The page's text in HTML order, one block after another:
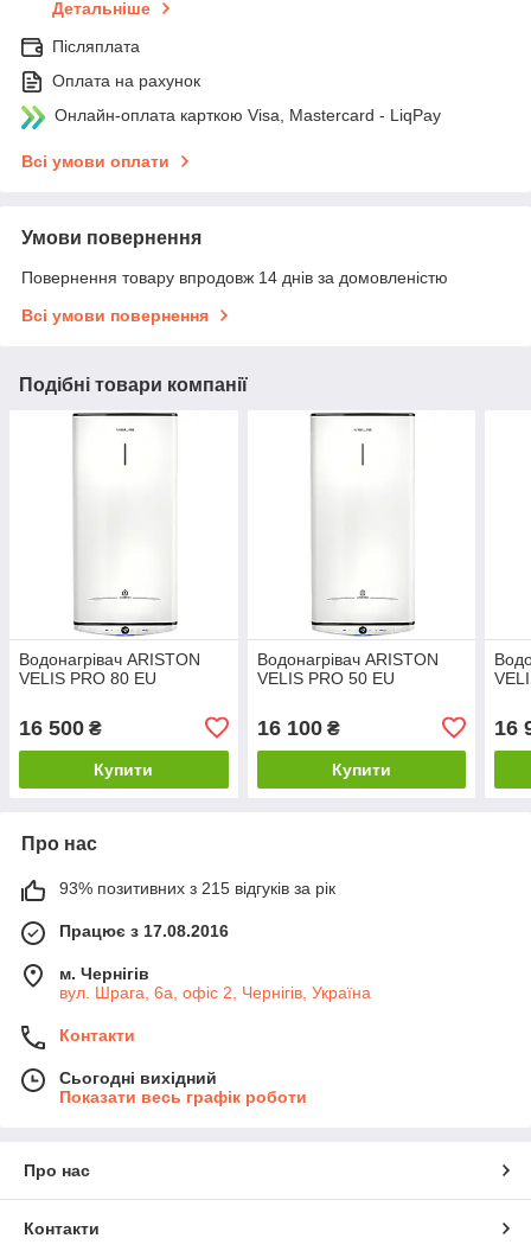
Детальніше
Післяплата
Оплата на рахунок
Онлайн-оплата карткою Visa, Mastercard - LiqPay
Всі умови оплати
Умови повернення
Повернення товару впродовж 14 днів за домовленістю
Всі умови повернення
Подібні товари компанії
Водонагрівач ARISTON
VELIS PRO 80 EU
16 500 ₴
Купити
Водонагрівач ARISTON
VELIS PRO 50 EU
16 100₴
Купити
16
Про нас
93% позитивних з 215 відгуків за рік
Працює з 17.08.2016
м. Чернігів
вул. Шрага, 6а, офіс 2, Чернігів, Україна
Контакти
Сьогодні вихідний
Показати весь графік роботи
Про нас
Контакти